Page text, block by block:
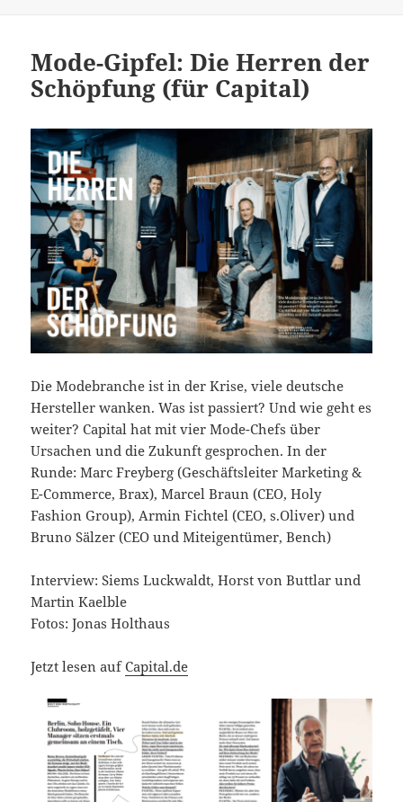
Mode-Gipfel: Die Herren der
Schöpfung (für Capital)
Die Modebranche ist in der Krise, viele deutsche
Hersteller wanken. Was ist passiert? Und wie geht es
weiter? Capital hat mit vier Mode-Chefs über
Ursachen und die Zukunft gesprochen. In der
Runde: Marc Freyberg (Geschäftsleiter Marketing &
E-Commerce, Brax), Marcel Braun (CEO, Holy
Fashion Group), Armin Fichtel (CEO, s.Oliver) und
Bruno Sälzer (CEO und Miteigentümer, Bench)
Interview: Siems Luckwaldt, Horst von Buttlar und
Martin Kaelble
Fotos: Jonas Holthaus
Jetzt lesen aufCapital.de